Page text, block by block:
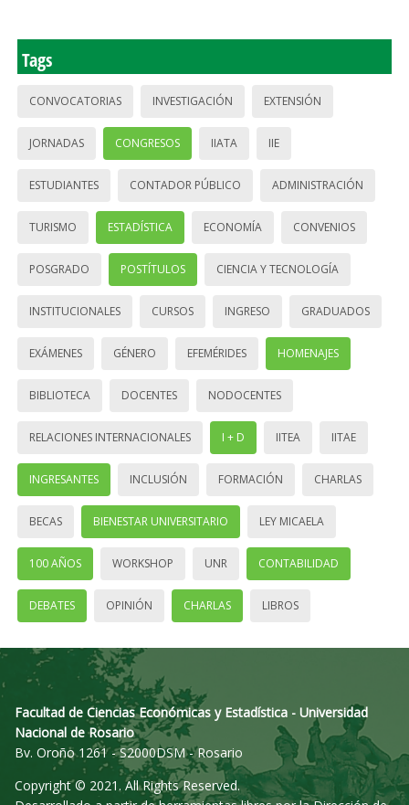
Tags
CONVOCATORIAS INVESTIGACIÓN EXTENSIÓN
JORNADAS CONGRESOS IIATA IIE
ESTUDIANTES CONTADOR PÚBLICO ADMINISTRACIÓN
TURISMO ESTADÍSTICA ECONOMÍA CONVENIOS
POSGRADO POSTÍTULOS CIENCIA Y TECNOLOGÍA
INSTITUCIONALES CURSOS INGRESO GRADUADOS
EXÁMENES GÉNERO EFEMÉRIDES HOMENAJES
BIBLIOTECA DOCENTES NODOCENTES
RELACIONES INTERNACIONALES I + D IITEA IITAE
INGRESANTES INCLUSIÓN FORMACIÓN CHARLAS
BECAS BIENESTAR UNIVERSITARIO LEY MICAELA
100 AÑOS WORKSHOP UNR CONTABILIDAD
DEBATES OPINIÓN CHARLAS LIBROS
Facultad de Ciencias Económicas y Estadística - Universidad
Nacional de Rosario
Bv. Oroño 1261 - S2000DSM - Rosario
Copyright © 2021. All Rights Reserved.